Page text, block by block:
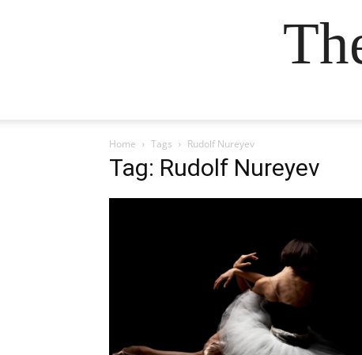
Home Tags Rudolf Nureyev
Tag: Rudolf Nureyev